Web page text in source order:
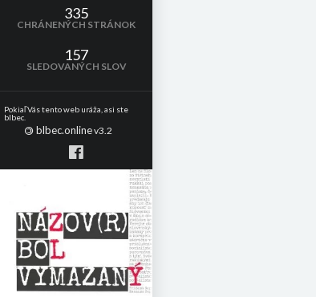
335
CHRÁNENÝCH STRÁNOK
157
SLEDOVANÝCH SLOV
Pokiaľ Vás tento web uráža, asi ste
blbec.
© blbec.onlinev3.2